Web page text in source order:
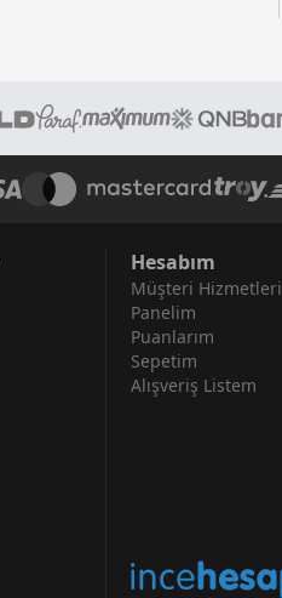
Hesabım
Müşteri Hizmetleri
Panelim
Puanlarım
Sepetim
Alışveriş Listem